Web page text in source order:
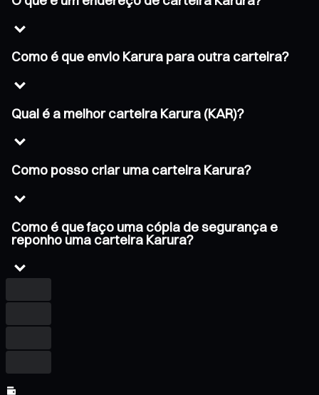
Como é que envio Karura para outra carteira?
Qual é a melhor carteira Karura (KAR)?
Como posso criar uma carteira Karura?
Como é que faço uma cópia de segurança e
reponho uma carteira Karura?